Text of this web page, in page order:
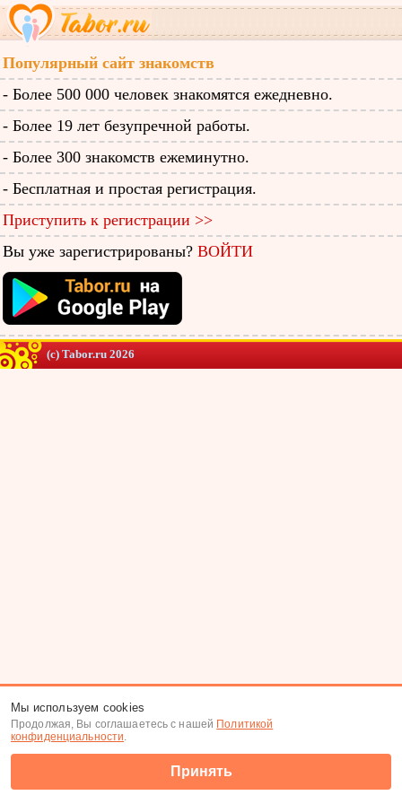
Популярный сайт знакомств
- Более 500 000 человек знакомятся ежедневно.
- Более 19 лет безупречной работы.
- Более 300 знакомств ежеминутно.
- Бесплатная и простая регистрация.
Приступить к регистрации >>
Вы уже зарегистрированы? ВОЙТИ
(c) Tabor.ru 2026
Мы используем cookies
Продолжая, Вы соглашаетесь с нашей Политикой
конфиденциальности.
Принять